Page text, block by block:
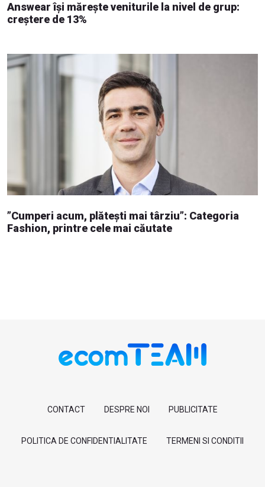
Answear își mărește veniturile la nivel de grup:
creștere de 13%
”Cumperi acum, plătești mai târziu”: Categoria
Fashion, printre cele mai căutate
CONTACT DESPRE NOI PUBLICITATE
POLITICA DE CONFIDENTIALITATE TERMENI SI CONDITII